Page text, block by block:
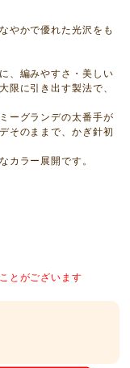
やかで優れた光沢をも
、編みやすさ・美しい
限に引き出す製法で、
ーグランデの太番手が
そのままで、かぎ針初
カラー展開です。
とがございます